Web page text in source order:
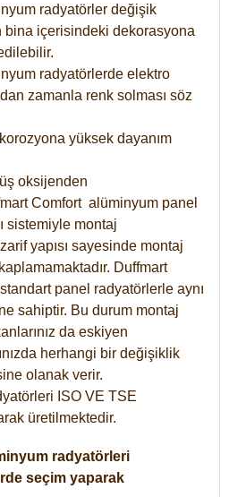
radyatörler değişik
içerisindeki dekorasyona
radyatörlerde elektro
zamanla renk solması söz
yüksek dayanım
oksijenden
Comfort alüminyum panel
sistemiyle montaj
yapısı sayesinde montaj
Duffmart
panel radyatörlerle aynı
sahiptir. Bu durum montaj
da eskiyen
herhangi bir değişiklik
olanak verir.
ISO VE TSE
üretilmektedir.
radyatörleri
seçim yaparak